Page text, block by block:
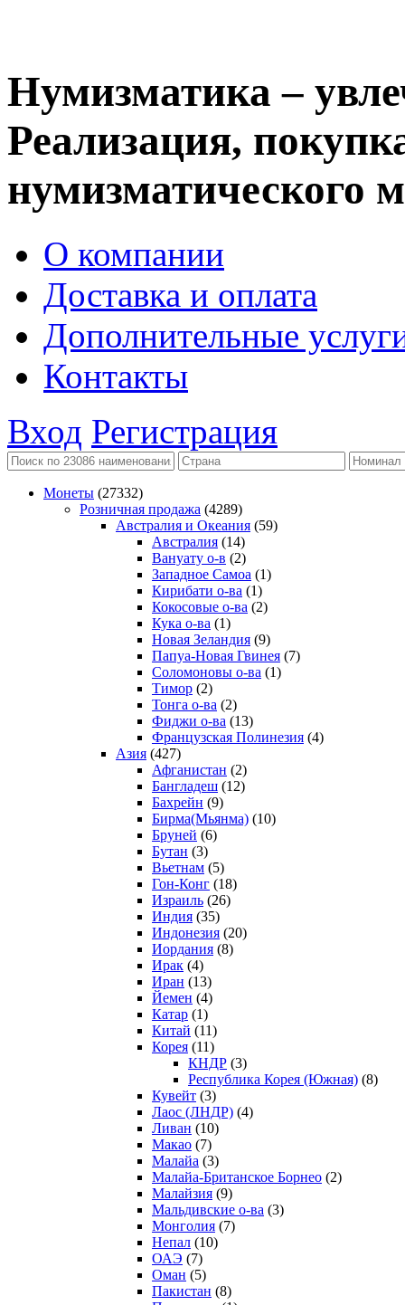
Нумизматика –
Реализация,
нумизматического
О компании
Доставка и оплата
Дополнительные
Контакты
Вход Регистрация
Монеты (27332)
Розничная продажа (4289)
Австралия и Океания (59)
Австралия (14)
Вануату о-в (2)
Западное Самоа (1)
Кирибати о-ва (1)
Кокосовые о-ва (2)
Кука о-ва (1)
Новая Зеландия (9)
Папуа-Новая Гвинея (7)
Соломоновы о-ва (1)
Тимор (2)
Тонга о-ва (2)
Фиджи о-ва (13)
Французская Полинезия (4)
Азия (427)
Афганистан (2)
Бангладеш (12)
Бахрейн (9)
Бирма(Мьянма) (10)
Бруней (6)
Бутан (3)
Вьетнам (5)
Гон-Конг (18)
Израиль (26)
Индия (35)
Индонезия (20)
Иордания (8)
Ирак (4)
Иран (13)
Йемен (4)
Катар (1)
Китай (11)
Корея (11)
КНДР (3)
Республика Корея (Южная) (8)
Кувейт (3)
Лаос (ЛНДР) (4)
Ливан (10)
Макао (7)
Малайа (3)
Малайа-Британское Борнео (2)
Малайзия (9)
Мальдивские о-ва (3)
Монголия (7)
Непал (10)
ОАЭ (7)
Оман (5)
Пакистан (8)